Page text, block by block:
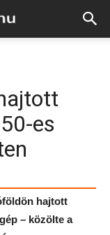
es
hajtott
– közölte a